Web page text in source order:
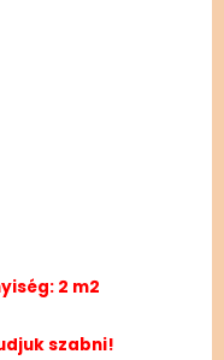
2 m2
szabni!